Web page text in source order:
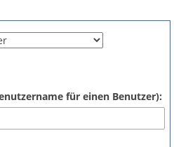
für einen Benutzer):